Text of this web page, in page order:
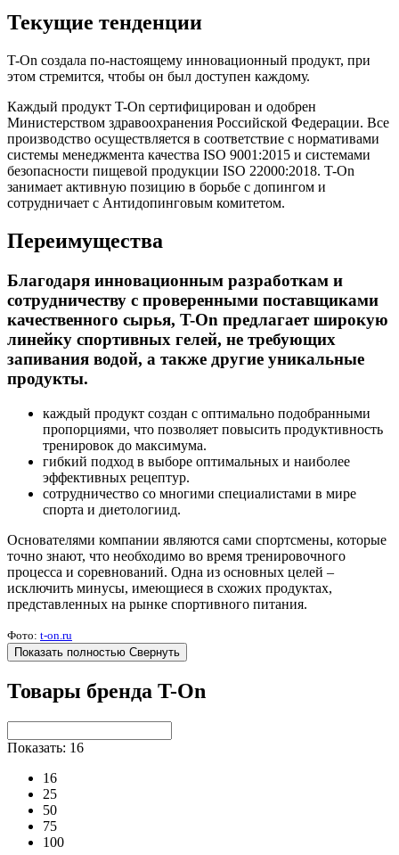
Текущие тенденции
T-On создала по-настоящему инновационный продукт, при
этом стремится, чтобы он был доступен каждому.
Каждый продукт T-On сертифицирован и одобрен
Министерством здравоохранения Российской Федерации. Все
производство осуществляется в соответствие с нормативами
системы менеджмента качества ISO 9001:2015 и системами
безопасности пищевой продукции ISO 22000:2018. T-On
занимает активную позицию в борьбе с допингом и
сотрудничает с Антидопинговым комитетом.
Переимущества
Благодаря инновационным разработкам и
сотрудничеству с проверенными поставщиками
качественного сырья, T-On предлагает широкую
линейку спортивных гелей, не требующих
запивания водой, а также другие уникальные
продукты.
каждый продукт создан с оптимально подобранными
пропорциями, что позволяет повысить продуктивность
тренировок до максимума.
гибкий подход в выборе оптимальных и наиболее
эффективных рецептур.
сотрудничество со многими специалистами в мире
спорта и диетологиид.
Основателями компании являются сами спортсмены, которые
точно знают, что необходимо во время тренировочного
процесса и соревнований. Одна из основных целей –
исключить минусы, имеющиеся в схожих продуктах,
представленных на рынке спортивного питания.
Фото: t-on.ru
Показать полностью Свернуть
Товары бренда T-On
Показать: 16
16
25
50
75
100